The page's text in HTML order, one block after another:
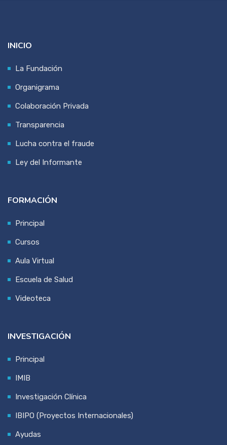
INICIO
La Fundación
Organigrama
Colaboración Privada
Transparencia
Lucha contra el fraude
Ley del Informante
FORMACIÓN
Principal
Cursos
Aula Virtual
Escuela de Salud
Videoteca
INVESTIGACIÓN
Principal
IMIB
Investigación Clínica
IBIPO (Proyectos Internacionales)
Ayudas